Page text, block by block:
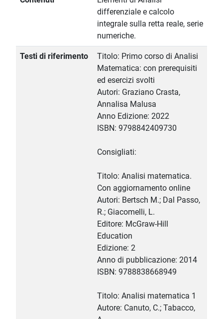
differenziale e calcolo
integrale sulla retta reale, serie
numeriche.
Testi di riferimento
Titolo: Primo corso di Analisi
Matematica: con prerequisiti
ed esercizi svolti
Autori: Graziano Crasta,
Annalisa Malusa
Anno Edizione: 2022
ISBN: 9798842409730
Consigliati:
Titolo: Analisi matematica.
Con aggiornamento online
Autori: Bertsch M.; Dal Passo,
R.; Giacomelli, L.
Editore: McGraw-Hill
Education
Edizione: 2
Anno di pubblicazione: 2014
ISBN: 9788838668949
Titolo: Analisi matematica 1
Autore: Canuto, C.; Tabacco,